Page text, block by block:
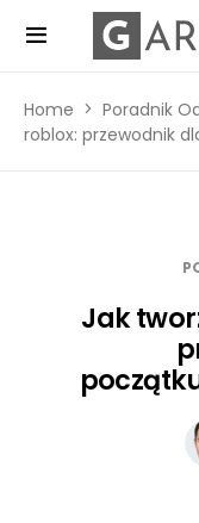
Home Poradnik
roblox: przewodnik
Jak